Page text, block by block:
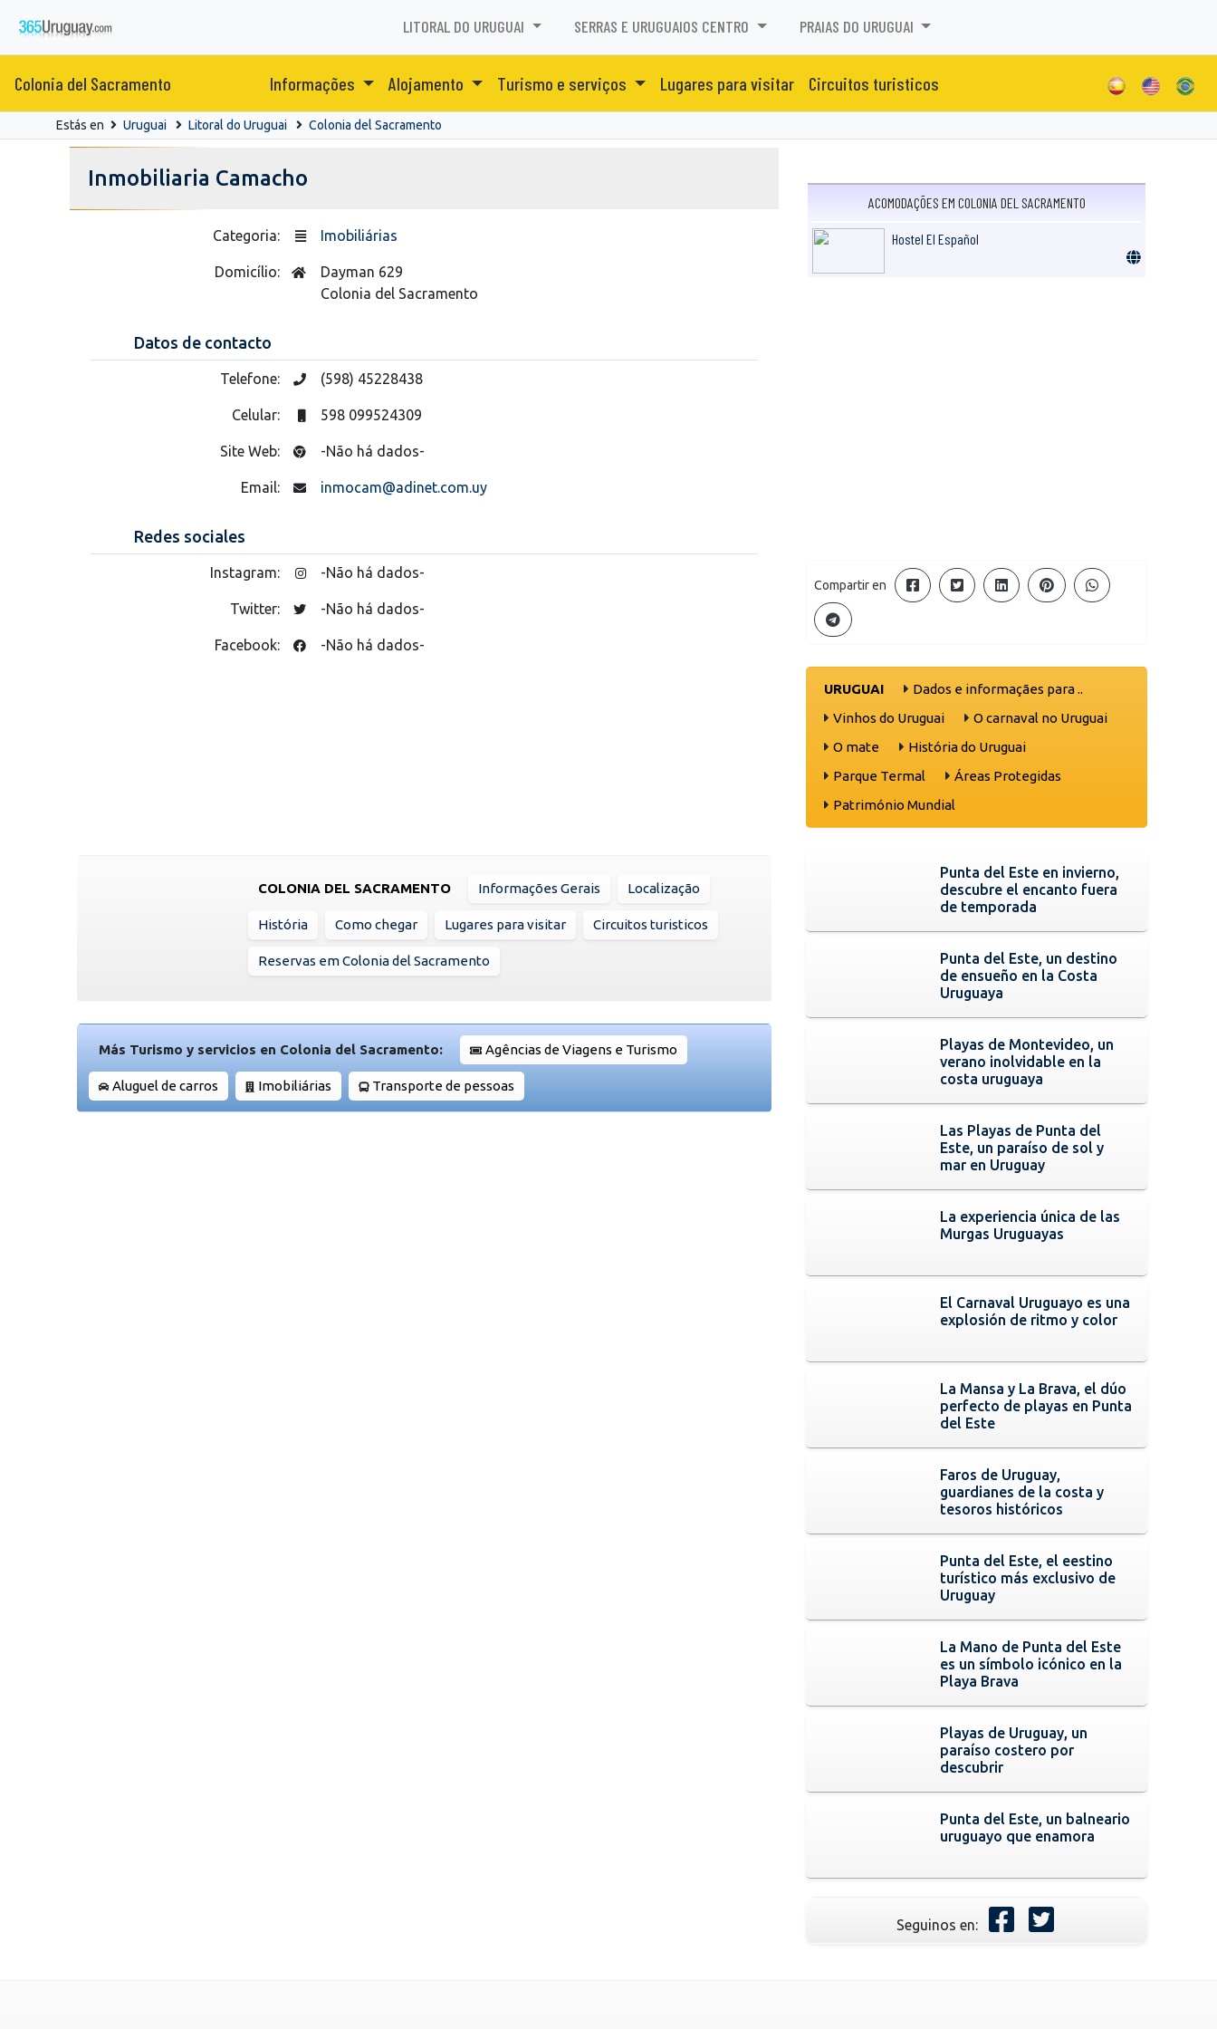
LITORAL DO URUGUAI SERRAS E URUGUAIOS CENTRO PRAIAS DO URUGUAI
Colonia del Sacramento Informações Alojamento Turismo e serviços Lugares para visitar Circuitos turisticos
Estás en Uruguai Litoral do Uruguai Colonia del Sacramento
Inmobiliaria Camacho
Categoria: Imobiliárias
Domicílio:
Dayman 629
Colonia del Sacramento
Datos de contacto
Telefone: (598) 45228438
Celular: 598 099524309
Site Web: -Não há dados-
Email: inmocam@adinet.com.uy
Redes sociales
Instagram: -Não há dados-
Twitter: -Não há dados-
Facebook: -Não há dados-
COLONIA DEL SACRAMENTO Informações Gerais Localização
História Como chegar Lugares para visitar Circuitos turisticos
Reservas em Colonia del Sacramento
Más Turismo y servicios en Colonia del Sacramento: Agências de Viagens e Turismo
Aluguel de carros Imobiliárias Transporte de pessoas
ACOMODAÇÕES EM COLONIA DEL SACRAMENTO
Hostel El Español
Compartir en
URUGUAI
Dados e informaçães para ..
Vinhos do Uruguai
O carnaval no Uruguai
O mate
História do Uruguai
Parque Termal
Áreas Protegidas
Património Mundial
Punta del Este en invierno,
descubre el encanto fuera
de temporada
Punta del Este, un destino
de ensueño en la Costa
Uruguaya
Playas de Montevideo, un
verano inolvidable en la
costa uruguaya
Las Playas de Punta del
Este, un paraíso de sol y
mar en Uruguay
La experiencia única de las
Murgas Uruguayas
El Carnaval Uruguayo es una
explosión de ritmo y color
La Mansa y La Brava, el dúo
perfecto de playas en Punta
del Este
Faros de Uruguay,
guardianes de la costa y
tesoros históricos
Punta del Este, el eestino
turístico más exclusivo de
Uruguay
La Mano de Punta del Este
es un símbolo icónico en la
Playa Brava
Playas de Uruguay, un
paraíso costero por
descubrir
Punta del Este, un balneario
uruguayo que enamora
Seguinos en: